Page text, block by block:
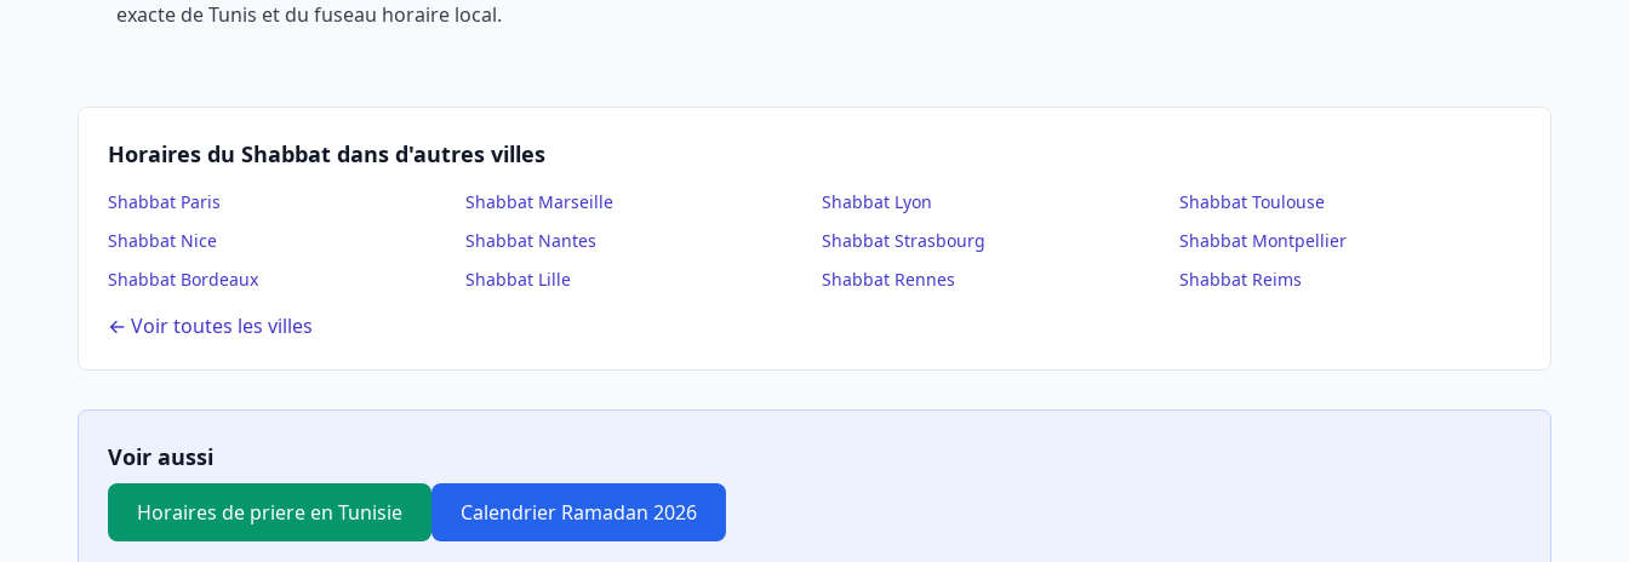
exacte deTunis et du fuseau horaire local.
Horaires du Shabbat dans d'autres villes
Shabbat Paris Shabbat Marseille Shabbat Lyon Shabbat Toulouse
Shabbat Nice Shabbat Nantes Shabbat Strasbourg Shabbat Montpellier
Shabbat Bordeaux Shabbat Lille Shabbat Rennes Shabbat Reims
← Voir toutes les villes
Voir aussi
Horaires de priere en Tunisie Calendrier Ramadan 2026